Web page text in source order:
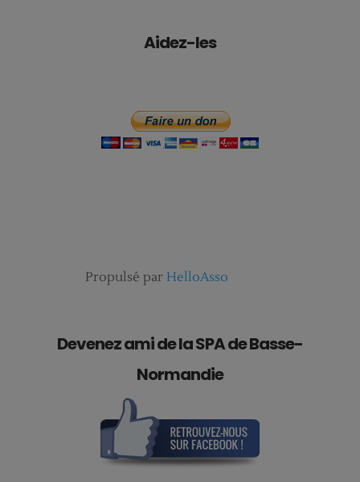
Aidez-les
Propulsé par HelloAsso
Devenez ami de la SPA de Basse-
Normandie